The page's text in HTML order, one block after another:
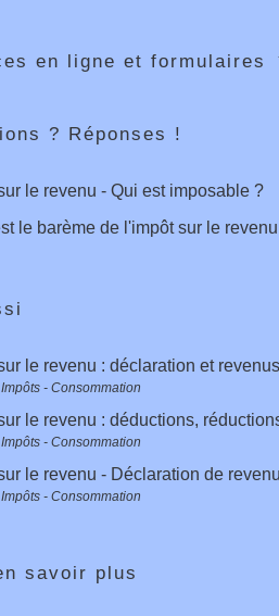
en ligne et formulaires
? Réponses !
le revenu - Qui est imposable ?
le barème de l'impôt sur le
le revenu : déclaration et
- Consommation
le revenu : déductions,
- Consommation
le revenu - Déclaration de
- Consommation
savoir plus